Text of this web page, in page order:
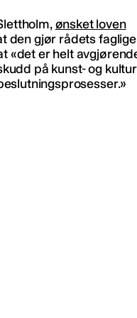
ønsket loven
den gjør rådets faglige
«det er helt
på kunst- og